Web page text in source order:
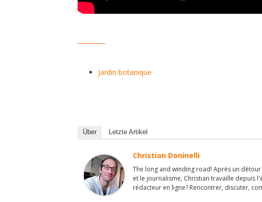
Jardin botanique
Über Letzte Artikel
Christian Doninelli
The long and winding road! Après un
et le journalisme, Christian travaille depuis
rédacteur en ligne? Rencontrer, discuter,